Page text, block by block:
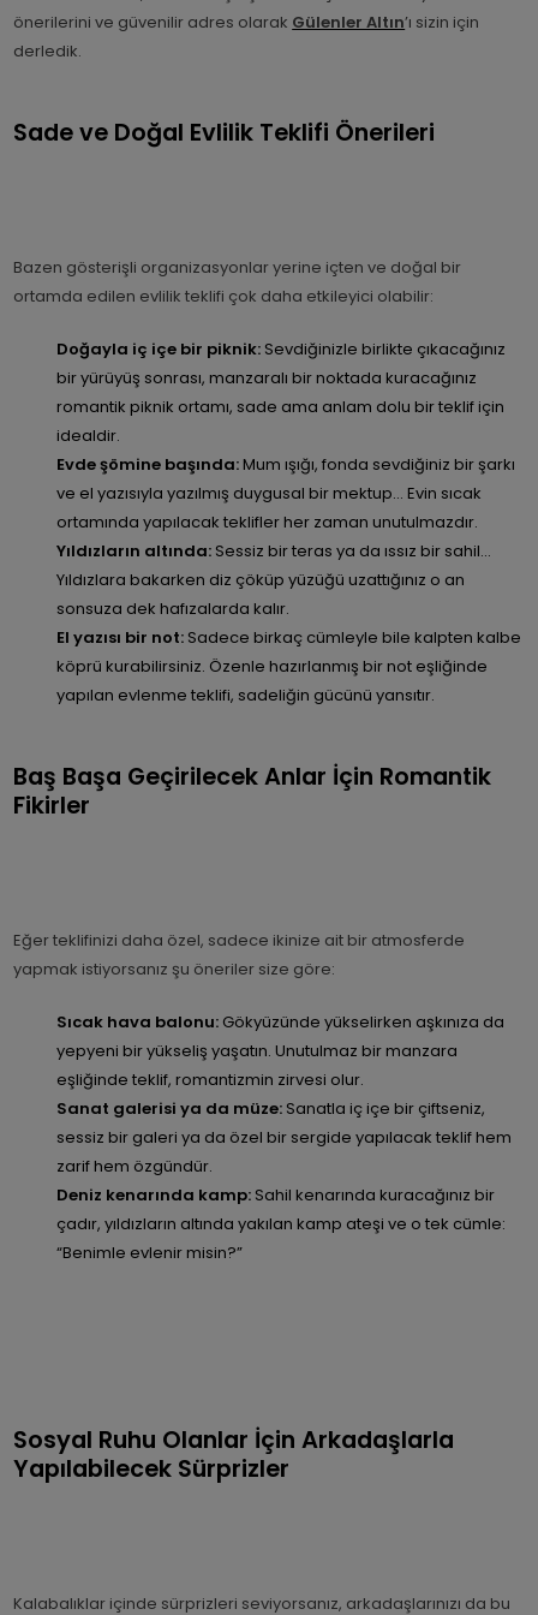
önerilerini ve güvenilir adres olarak Gülenler Altın’ı sizin için
derledik.
Sade ve Doğal Evlilik Teklifi Önerileri
Bazen gösterişli organizasyonlar yerine içten ve doğal bir
ortamda edilen evlilik teklifi çok daha etkileyici olabilir:
Doğayla iç içe bir piknik: Sevdiğinizle birlikte çıkacağınız
bir yürüyüş sonrası, manzaralı bir noktada kuracağınız
romantik piknik ortamı, sade ama anlam dolu bir teklif için
idealdir.
Evde şömine başında:Mum ışığı, fonda sevdiğiniz bir şarkı
ve el yazısıyla yazılmış duygusal bir mektup... Evin sıcak
ortamında yapılacak teklifler her zaman unutulmazdır.
Yıldızların altında: Sessiz bir teras ya da ıssız bir sahil...
Yıldızlara bakarken diz çöküp yüzüğü uzattığınız o an
sonsuza dek hafızalarda kalır.
El yazısı bir not: Sadece birkaç cümleyle bile kalpten kalbe
köprü kurabilirsiniz. Özenle hazırlanmış bir not eşliğinde
yapılan evlenme teklifi, sadeliğin gücünü yansıtır.
Baş Başa Geçirilecek Anlar İçin Romantik
Fikirler
Eğer teklifinizi daha özel, sadece ikinize ait bir atmosferde
yapmak istiyorsanız şu öneriler size göre:
Sıcak hava balonu: Gökyüzünde yükselirken aşkınıza da
yepyeni bir yükseliş yaşatın. Unutulmaz bir manzara
eşliğinde teklif, romantizmin zirvesi olur.
Sanat galerisi ya da müze: Sanatla iç içe bir çiftseniz,
sessiz bir galeri ya da özel bir sergide yapılacak teklif hem
zarif hem özgündür.
Deniz kenarında kamp: Sahil kenarında kuracağınız bir
çadır, yıldızların altında yakılan kamp ateşi ve o tek cümle:
“Benimle evlenir misin?”
Sosyal Ruhu Olanlar İçin Arkadaşlarla
Yapılabilecek Sürprizler
Kalabalıklar içinde sürprizleri seviyorsanız, arkadaşlarınızı da bu